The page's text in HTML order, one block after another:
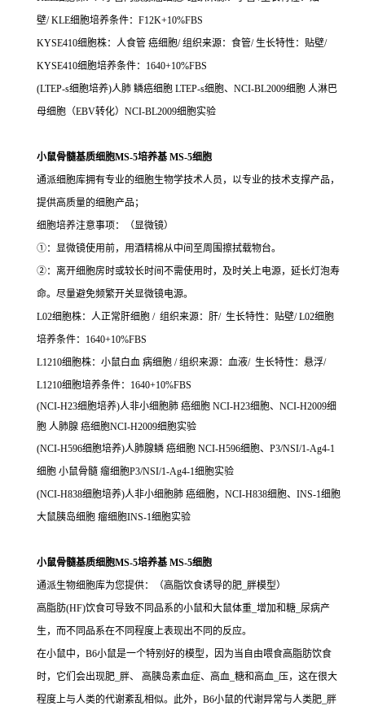
壁/ KLE细胞培养条件：F12K+10%FBS
KYSE410细胞株：人食管 癌细胞/ 组织来源：食管/ 生长特性：贴壁/
KYSE410细胞培养条件：1640+10%FBS
(LTEP-s细胞培养)人肺 鳞癌细胞 LTEP-s细胞、NCI-BL2009细胞 人淋巴
母细胞（EBV转化）NCI-BL2009细胞实验
小鼠骨髓基质细胞MS-5培养基 MS-5细胞
通派细胞库拥有专业的细胞生物学技术人员，以专业的技术支撑产品，
提供高质量的细胞产品；
细胞培养注意事项：（显微镜）
①：显微镜使用前，用酒精棉从中间至周围擦拭载物台。
②：离开细胞房时或较长时间不需使用时，及时关上电源，延长灯泡寿
命。尽量避免频繁开关显微镜电源。
L02细胞株：人正常肝细胞 / 组织来源：肝/ 生长特性：贴壁/ L02细胞
培养条件：1640+10%FBS
L1210细胞株：小鼠白血 病细胞 / 组织来源：血液/ 生长特性：悬浮/
L1210细胞培养条件：1640+10%FBS
(NCI-H23细胞培养)人非小细胞肺 癌细胞 NCI-H23细胞、NCI-H2009细
胞 人肺腺 癌细胞NCI-H2009细胞实验
(NCI-H596细胞培养)人肺腺鳞 癌细胞 NCI-H596细胞、P3/NSI/1-Ag4-1
细胞 小鼠骨髓 瘤细胞P3/NSI/1-Ag4-1细胞实验
(NCI-H838细胞培养)人非小细胞肺 癌细胞，NCI-H838细胞、INS-1细胞
大鼠胰岛细胞 瘤细胞INS-1细胞实验
小鼠骨髓基质细胞MS-5培养基 MS-5细胞
通派生物细胞库为您提供：（高脂饮食诱导的肥_胖模型）
高脂肪(HF)饮食可导致不同品系的小鼠和大鼠体重_增加和糖_尿病产
生，而不同品系在不同程度上表现出不同的反应。
在小鼠中，B6小鼠是一个特别好的模型，因为当自由喂食高脂肪饮食
时，它们会出现肥_胖、 高胰岛素血症、高血_糖和高血_压，这在很大
程度上与人类的代谢紊乱相似。此外，B6小鼠的代谢异常与人类肥_胖